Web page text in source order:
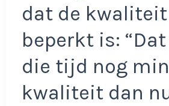
dat de
beperkt is:
die tijd nog
kwaliteit dan